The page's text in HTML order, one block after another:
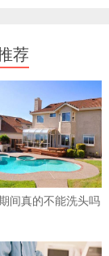
荐
间真的不能洗头吗